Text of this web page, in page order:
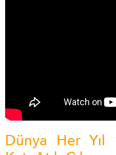
Dünya Her